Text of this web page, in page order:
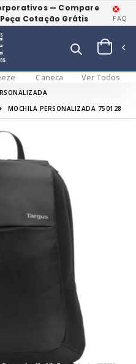
— Compare
Cotação Grátis
FAQ
Caneca Ver Todos
MOCHILA PERSONALIZADA 750128